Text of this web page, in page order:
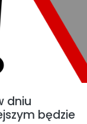
dniu
będzie